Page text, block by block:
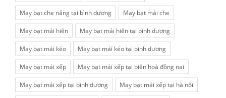
May bạt che nắng tại bình dương May bạt mái che
May bạt mái hiên May bạt mái hiên tại bình dương
May bạt mái kéo May bạt mái kéo tại bình dương
May bạt mái xếp May bạt mái xếp tại biên hoà đồng nai
May bạt mái xếp tại bình dương May bạt mái xếp tại hà nội